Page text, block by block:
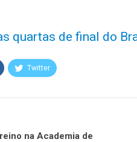
quartas de final do
Twitter
na Academia de